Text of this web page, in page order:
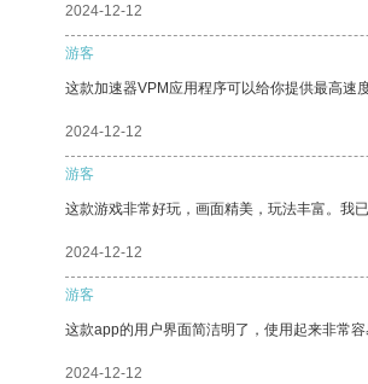
2024-12-12
游客
这款加速器VPM应用程序可以给你提供最高速
2024-12-12
游客
这款游戏非常好玩，画面精美，玩法丰富。我
2024-12-12
游客
这款app的用户界面简洁明了，使用起来非常容
2024-12-12